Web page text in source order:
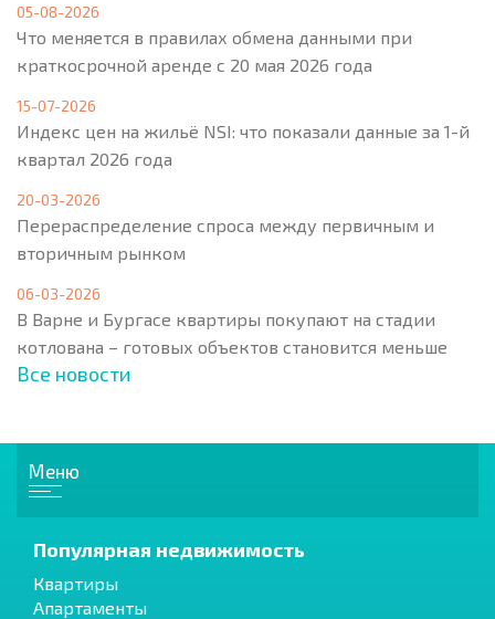
05-08-2026
Что меняется в правилах обмена данными при
краткосрочной аренде с 20 мая 2026 года
15-07-2026
Индекс цен на жильё NSI: что показали данные за 1-й
квартал 2026 года
20-03-2026
Перераспределение спроса между первичным и
вторичным рынком
06-03-2026
В Варне и Бургасе квартиры покупают на стадии
котлована – готовых объектов становится меньше
Все новости
Меню
Популярная недвижимость
Квартиры
Апартаменты